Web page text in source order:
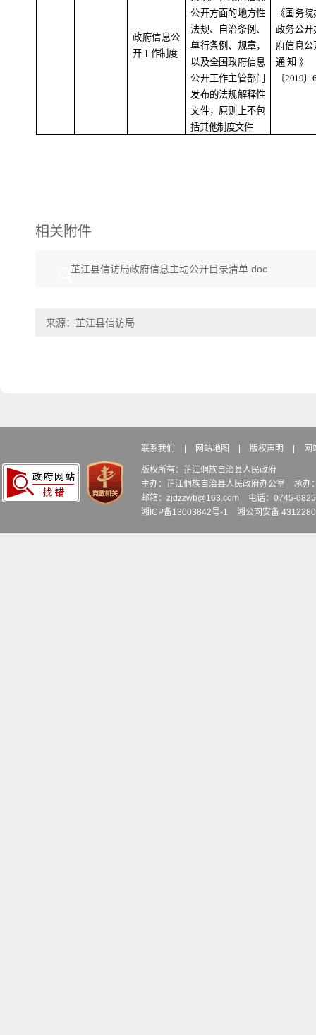
政府信息公
开工作制度
公开方面的地方性
法规、自治条例、
单行条例、规章，
以及全国政府信息
公开工作主管部门
发布的法规解释性
文件，原则上不包
括其他制度文件
《国务
政务公开
府信息公
通知》
〔2019〕
相关附件
芷江县信访局政府信息主动公开目录清单.doc
来源：芷江县信访局
联系我们 网站地图 版权声明 网
版权所有：芷江侗族自治县人民政府
主办：芷江侗族自治县人民政府办公室
承办
邮箱：zjdzzwb@163.com
电话：0745-
湘ICP备13003842号-1
湘公网安备